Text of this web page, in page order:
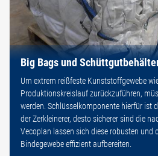
Big Bags und
Um extrem reißfeste Kunststoffgewebe
Produktionskreislauf zurückzuführen,
werden. Schlüsselkomponente hierfür ist
der Zerkleinerer, desto sicherer sind die
Vecoplan lassen sich diese robusten und
Bindegewebe effizient aufbereiten.